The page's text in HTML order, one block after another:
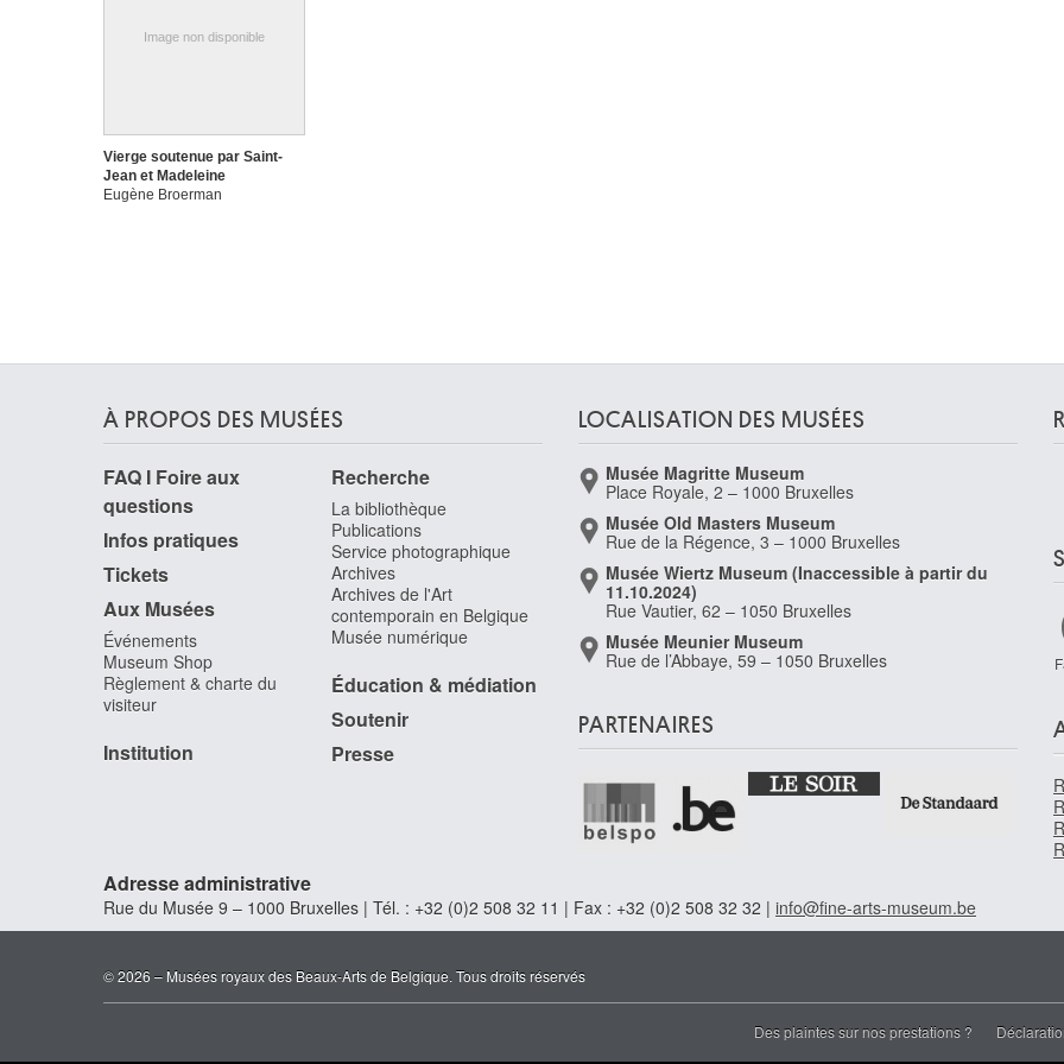
Image non disponible
Vierge soutenue par Saint-
Jean et Madeleine
Eugène Broerman
À PROPOS DES MUSÉES
FAQ I Foire aux
questions
Infos pratiques
Tickets
Aux Musées
Événements
Museum Shop
Règlement & charte du
visiteur
Institution
Recherche
La bibliothèque
Publications
Service photographique
Archives
Archives de l'Art
contemporain en Belgique
Musée numérique
Éducation & médiation
Soutenir
Presse
LOCALISATION DES MUSÉES
Musée Magritte Museum
Place Royale, 2 – 1000 Bruxelles
Musée Old Masters Museum
Rue de la Régence, 3 – 1000 Bruxelles
Musée Wiertz Museum (Inaccessible à partir du
11.10.2024)
Rue Vautier, 62 – 1050 Bruxelles
Musée Meunier Museum
Rue de l’Abbaye, 59 – 1050 Bruxelles
PARTENAIRES
Adresse administrative
Rue du Musée 9 – 1000 Bruxelles | Tél. : +32 (0)2 508 32 11 | Fax : +32 (0)2 508 32 32 | info@fine-arts-museum.be
© 2026 – Musées royaux des Beaux-Arts de Belgique. Tous droits réservés
Des plaintes sur nos prestations ?